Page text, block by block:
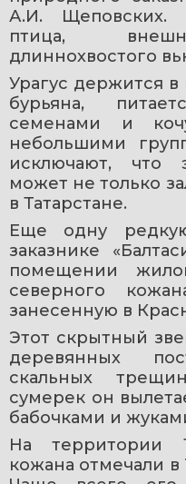
А.И. Щеповских.
птица,
длиннохвостого
Урагус держится в
бурьяна,
семенами и
небольшими
исключают, что
может не только
в Татарстане.
Еще одну
заказнике
помещении
северного
занесенную в
Этот скрытный
деревянных
скальных
сумерек он
бабочками и
На территории
кожана отмечали в